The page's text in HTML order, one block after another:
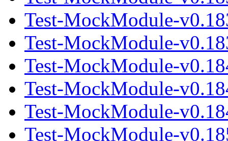
Test-MockModule-
Test-MockModule-
Test-MockModule-
Test-MockModule-
Test-MockModule-
Test-MockModule-